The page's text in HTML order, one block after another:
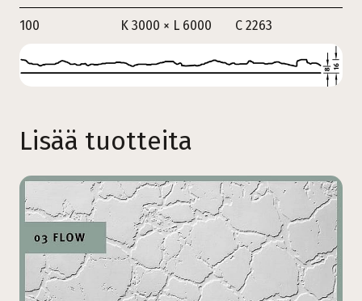
100 K 3000 × L 6000 C 2263
Lisää tuotteita